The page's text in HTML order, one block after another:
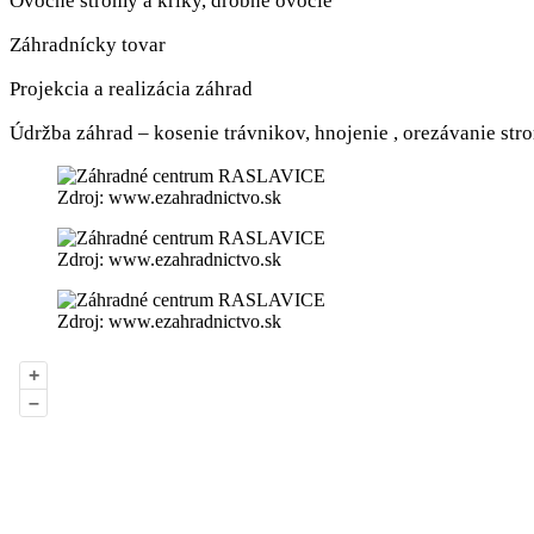
Záhradnícky tovar
Projekcia a realizácia záhrad
Údržba záhrad – kosenie trávnikov, hnojenie , orezávanie
Zdroj: www.ezahradnictvo.sk
Zdroj: www.ezahradnictvo.sk
Zdroj: www.ezahradnictvo.sk
+
–